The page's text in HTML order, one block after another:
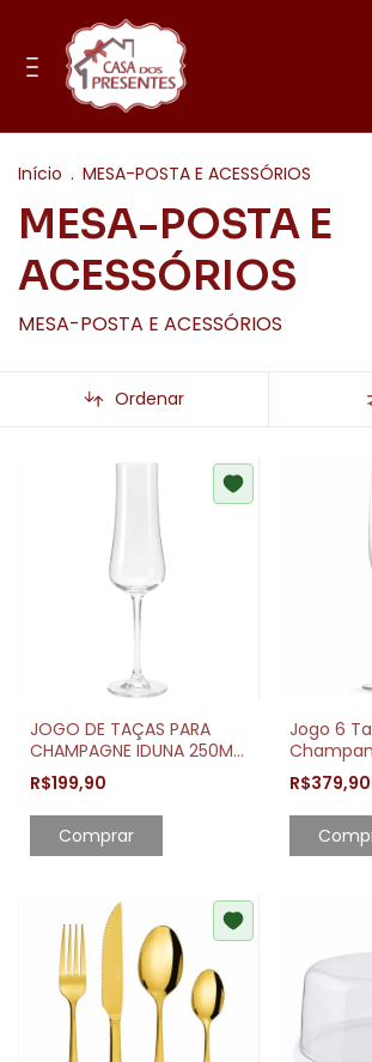
Início . MESA-POSTA E ACESSÓRIOS
MESA-POSTA E
ACESSÓRIOS
MESA-POSTA E ACESSÓRIOS
Ordenar
JOGO DE TAÇAS PARA
CHAMPAGNE IDUNA 250ML
CRISTAL ECOLÓGICO 6
PEÇAS
R$199,90
Jogo 6
Ecológico
200ml
R$379,90